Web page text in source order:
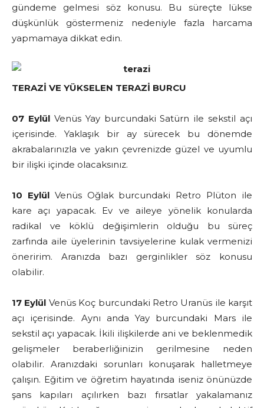
gündeme gelmesi söz konusu. Bu süreçte lükse
düşkünlük göstermeniz nedeniyle fazla harcama
yapmamaya dikkat edin.
TERAZİ VE YÜKSELEN TERAZİ BURCU
07 Eylül Venüs Yay burcundaki Satürn ile sekstil açı
içerisinde. Yaklaşık bir ay sürecek bu dönemde
akrabalarınızla ve yakın çevrenizde güzel ve uyumlu
bir ilişki içinde olacaksınız.
10 Eylül Venüs Oğlak burcundaki Retro Plüton ile
kare açı yapacak. Ev ve aileye yönelik konularda
radikal ve köklü değişimlerin olduğu bu süreç
zarfında aile üyelerinin tavsiyelerine kulak vermenizi
öneririm. Aranızda bazı gerginlikler söz konusu
olabilir.
17 Eylül Venüs Koç burcundaki Retro Uranüs ile karşıt
açı içerisinde. Aynı anda Yay burcundaki Mars ile
sekstil açı yapacak. İkili ilişkilerde ani ve beklenmedik
gelişmeler beraberliğinizin gerilmesine neden
olabilir. Aranızdaki sorunları konuşarak halletmeye
çalışın. Eğitim ve öğretim hayatında iseniz önünüzde
şans kapıları açılırken bazı fırsatlar yakalamanız